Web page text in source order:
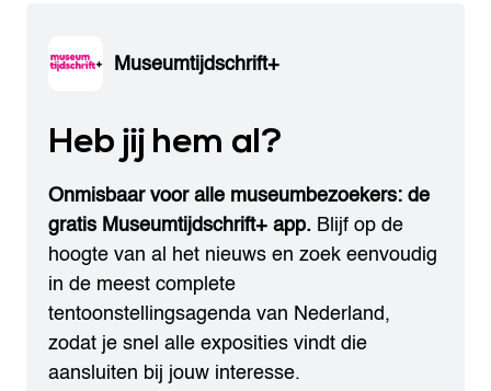
Museumtijdschrift+
Heb jij hem al?
Onmisbaar voor alle museumbezoekers: de
gratis Museumtijdschrift+ app. Blijf op de
hoogte van al het nieuws en zoek eenvoudig
in de meest complete
tentoonstellingsagenda van Nederland,
zodat je snel alle exposities vindt die
aansluiten bij jouw interesse.